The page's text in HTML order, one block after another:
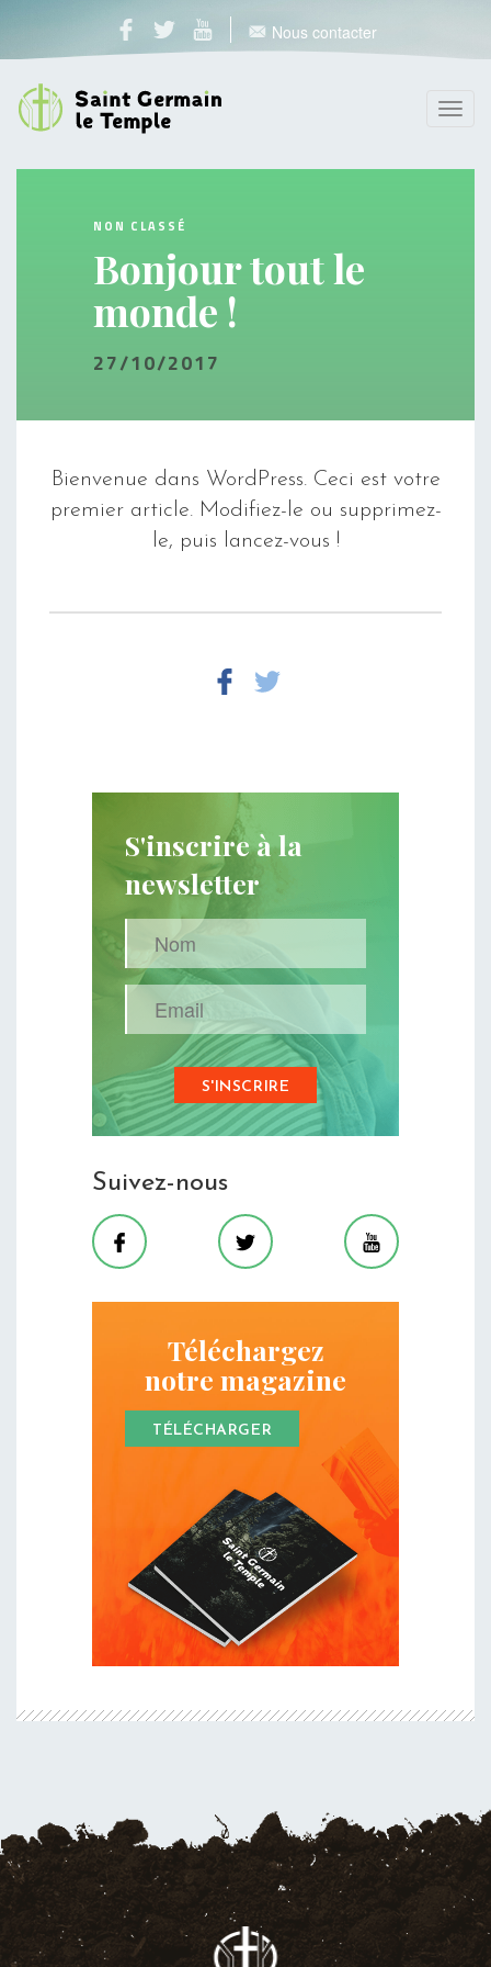
Nous contacter
NON CLASSÉ
Bonjour tout le
monde !
27/10/2017
Bienvenue dans WordPress. Ceci est votre
premier article. Modifiez-le ou supprimez-
le, puis lancez-vous !
S'inscrire à la
newsletter
Suivez-nous
Téléchargez
notre magazine
TÉLÉCHARGER